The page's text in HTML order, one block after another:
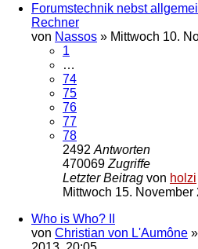
Forumstechnik nebst
Rechner
von Nassos » Mittwoch 10.
1
…
74
75
76
77
78
2492 Antworten
470069 Zugriffe
Letzter Beitrag von holzi
Mittwoch 15. November
Who is Who? II
von Christian von L'Aumône »